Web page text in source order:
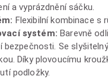
a vyprázdnění sáčku.
Flexibilní kombinace s
systém: Barevně
bezpečnosti. Se
Díky plovoucímu
podložky.